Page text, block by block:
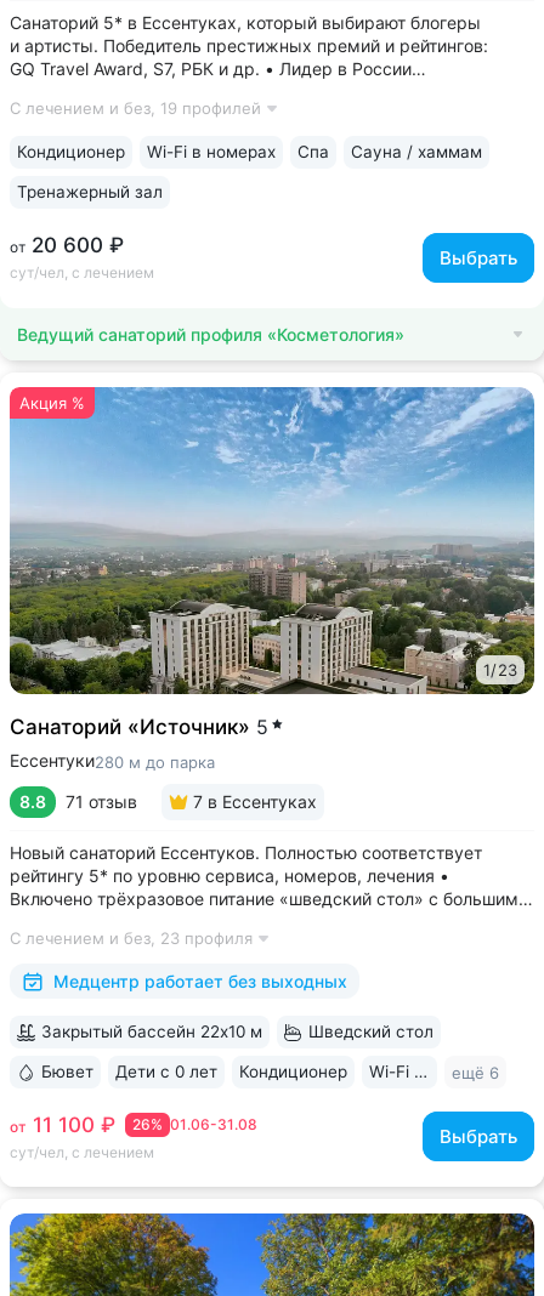
Санаторий 5* в Ессентуках, который выбирают блогеры
и артисты. Победитель престижных премий и рейтингов:
GQ Travel Award, S7, РБК и др. • Лидер в России
целлюлита и вен «Эндосфера», коррекция фигуры Tesla
С лечением и без, 19 профилей
от 20 600 ₽
сут/чел, с лечением
Выбрать
Кондиционер Wi-Fi в номерах Спа Сауна / хаммам
Тренажерный зал
Ведущий санаторий профиля «Косметология»
Акция %
1/23
Санаторий «Источник» 5
Ессентуки280 м до парка
8.8 71 отзыв 7 в Ессентуках
Новый санаторий Ессентуков. Полностью соответствует
рейтингу 5* по уровню сервиса, номеров, лечения •
Включено трёхразовое питание «шведский стол» с большим
в Ессентуках • Центр Курортной зоны: 3 минуты
до Курортного парка и Грязелечебницы им....
С лечением и без, 23 профиля
Медцентр работает без выходных
01.06-31.08
26%
от 11 100 ₽
сут/чел, с лечением
Выбрать
Закрытый бассейн 22х10 м Шведский стол
Бювет Дети с 0 лет Кондиционер Wi-Fi в номерах ещё 6